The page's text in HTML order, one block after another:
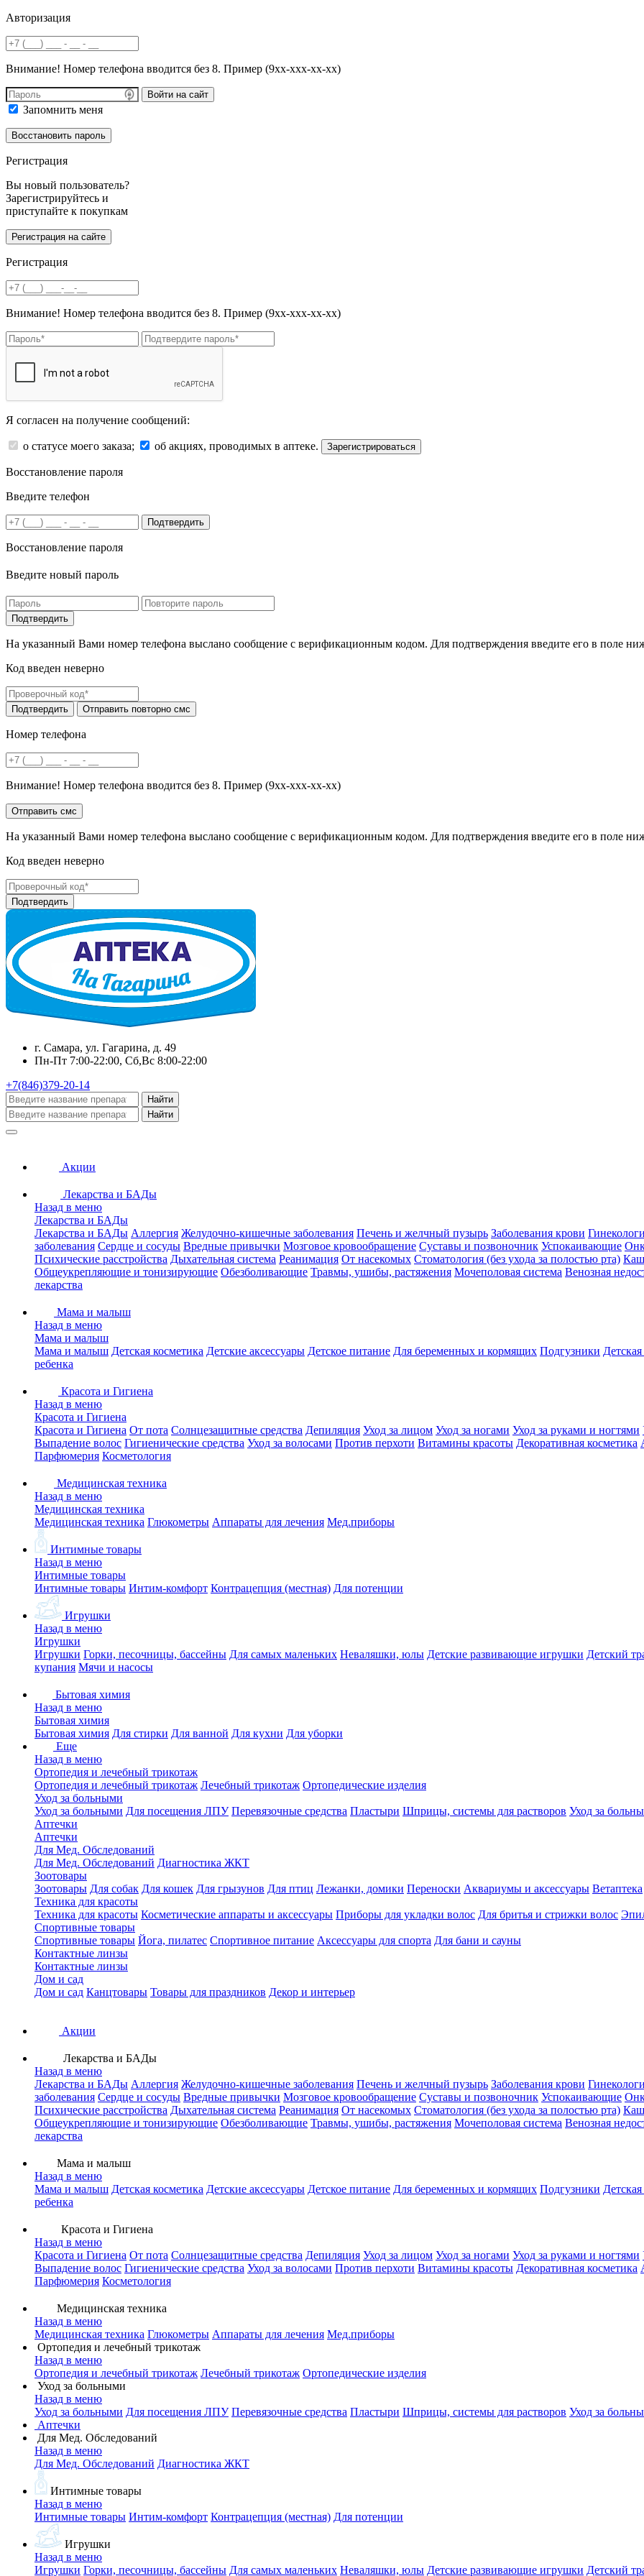
Авторизация
Внимание! Номер телефона вводится без 8. Пример (9хх-ххх-хх-хх)
Войти на сайт
Запомнить меня
Регистрация
Вы новый пользователь?
Зарегистрируйтесь и
приступайте к покупкам
Регистрация
Внимание! Номер телефона вводится без 8. Пример (9хх-ххх-хх-хх)
Я согласен на получение сообщений:
о статусе моего заказа; об акциях, проводимых в аптеке. Зарегистрироваться
Восстановление пароля
Введите телефон
Подтвердить
Восстановление пароля
Введите новый пароль
На указанный Вами номер телефона выслано сообщение с верификационным кодом. Для подтверждения введите его в поле
Код введен неверно
Номер телефона
Внимание! Номер телефона вводится без 8. Пример (9хх-ххх-хх-хх)
На указанный Вами номер телефона выслано сообщение с верификационным кодом. Для подтверждения введите его в поле
Код введен неверно
г. Самара, ул. Гагарина, д. 49
Пн-Пт 7:00-22:00, Сб,Вс 8:00-22:00
+7(846)379-20-14
Найти
Найти
Акции
Лекарства и БАДы
Назад в меню
Лекарства и БАДы
Лекарства и БАДы Аллергия Желудочно-кишечные заболевания Печень и желчный пузырь Заболевания крови
заболевания Сердце и сосуды Вредные привычки Мозговое кровообращение Суставы и позвоночник Успокаивающие
Психические расстройства Дыхательная система Реанимация От насекомых Стоматология (без ухода за полостью рта)
Общеукрепляющие и тонизирующие Обезболивающие Травмы, ушибы, растяжения Мочеполовая система Венозная
лекарства
Мама и малыш
Назад в меню
Мама и малыш
Мама и малыш Детская косметика Детские аксессуары Детское питание Для беременных и кормящих Подгузники
ребенка
Красота и Гигиена
Назад в меню
Красота и Гигиена
Красота и Гигиена От пота Солнцезащитные средства Депиляция Уход за лицом Уход за ногами Уход за руками и ногтями
Выпадение волос Гигиенические средства Уход за волосами Против перхоти Витамины красоты Декоративная косметика
Парфюмерия Косметология
Медицинская техника
Назад в меню
Медицинская техника
Медицинская техника Глюкометры Аппараты для лечения Мед.приборы
Интимные товары
Назад в меню
Интимные товары
Интимные товары Интим-комфорт Контрацепция (местная) Для потенции
Игрушки
Назад в меню
Игрушки
Игрушки Горки, песочницы, бассейны Для самых маленьких Неваляшки, юлы Детские развивающие игрушки Детский
купания Мячи и насосы
Бытовая химия
Назад в меню
Бытовая химия
Бытовая химия Для стирки Для ванной Для кухни Для уборки
Еще
Назад в меню
Ортопедия и лечебный трикотаж
Ортопедия и лечебный трикотаж Лечебный трикотаж Ортопедические изделия
Уход за больными
Уход за больными Для посещения ЛПУ Перевязочные средства Пластыри Шприцы, системы для растворов Уход за
Аптечки
Аптечки
Для Мед. Обследований
Для Мед. Обследований Диагностика ЖКТ
Зоотовары
Зоотовары Для собак Для кошек Для грызунов Для птиц Лежанки, домики Переноски Аквариумы и аксессуары Ветаптека
Техника для красоты
Техника для красоты Косметические аппараты и аксессуары Приборы для укладки волос Для бритья и стрижки волос
Спортивные товары
Спортивные товары Йога, пилатес Спортивное питание Аксессуары для спорта Для бани и сауны
Контактные линзы
Контактные линзы
Дом и сад
Дом и сад Канцтовары Товары для праздников Декор и интерьер
Акции
Лекарства и БАДы
Назад в меню
Лекарства и БАДы Аллергия Желудочно-кишечные заболевания Печень и желчный пузырь Заболевания крови
заболевания Сердце и сосуды Вредные привычки Мозговое кровообращение Суставы и позвоночник Успокаивающие
Психические расстройства Дыхательная система Реанимация От насекомых Стоматология (без ухода за полостью рта)
Общеукрепляющие и тонизирующие Обезболивающие Травмы, ушибы, растяжения Мочеполовая система Венозная
лекарства
Мама и малыш
Назад в меню
Мама и малыш Детская косметика Детские аксессуары Детское питание Для беременных и кормящих Подгузники
ребенка
Красота и Гигиена
Назад в меню
Красота и Гигиена От пота Солнцезащитные средства Депиляция Уход за лицом Уход за ногами Уход за руками и ногтями
Выпадение волос Гигиенические средства Уход за волосами Против перхоти Витамины красоты Декоративная косметика
Парфюмерия Косметология
Медицинская техника
Назад в меню
Медицинская техника Глюкометры Аппараты для лечения Мед.приборы
Ортопедия и лечебный трикотаж
Назад в меню
Ортопедия и лечебный трикотаж Лечебный трикотаж Ортопедические изделия
Уход за больными
Назад в меню
Уход за больными Для посещения ЛПУ Перевязочные средства Пластыри Шприцы, системы для растворов Уход за
Аптечки
Для Мед. Обследований
Назад в меню
Для Мед. Обследований Диагностика ЖКТ
Интимные товары
Назад в меню
Интимные товары Интим-комфорт Контрацепция (местная) Для потенции
Игрушки
Назад в меню
Игрушки Горки, песочницы, бассейны Для самых маленьких Неваляшки, юлы Детские развивающие игрушки Детский